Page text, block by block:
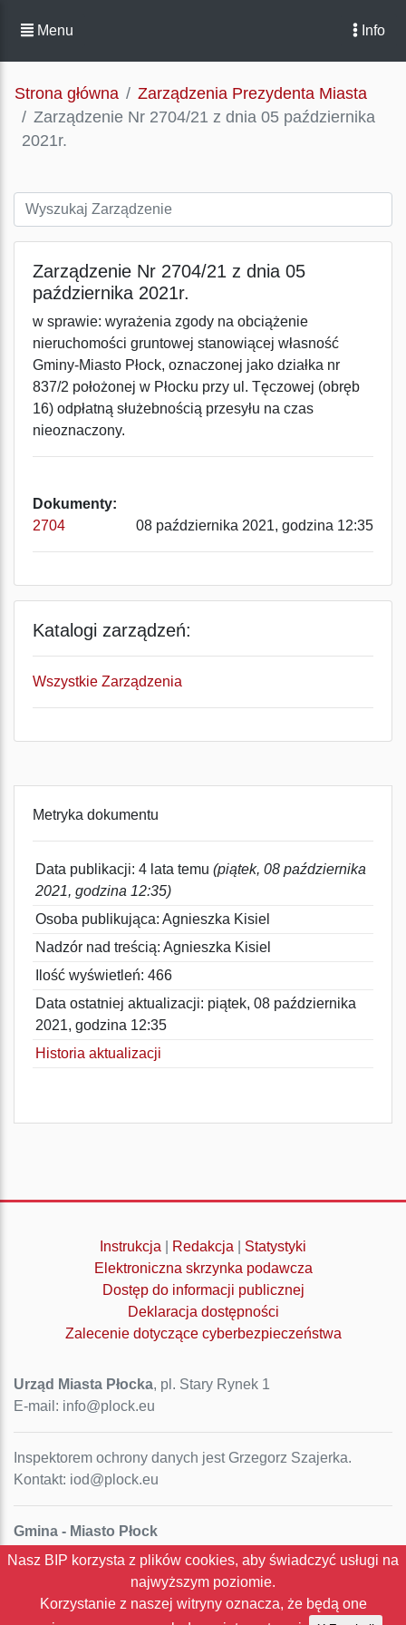
Menu Info
Strona główna
Zarządzenia Prezydenta Miasta
Zarządzenie Nr 2704/21 z dnia 05 października
2021r.
Zarządzenie Nr 2704/21 z dnia 05
października 2021r.
w sprawie: wyrażenia zgody na obciążenie
nieruchomości gruntowej stanowiącej własność
Gminy-Miasto Płock, oznaczonej jako działka nr
837/2 położonej w Płocku przy ul. Tęczowej (obręb
16) odpłatną służebnością przesyłu na czas
nieoznaczony.
Dokumenty:
2704
08 października 2021, godzina 12:35
Katalogi zarządzeń:
Wszystkie Zarządzenia
Metryka dokumentu
Data publikacji: 4 lata temu (piątek, 08 października
2021, godzina 12:35)
Osoba publikująca: Agnieszka Kisiel
Nadzór nad treścią: Agnieszka Kisiel
Ilość wyświetleń: 466
Data ostatniej aktualizacji: piątek, 08 października
2021, godzina 12:35
Historia aktualizacji
Instrukcja Redakcja
Statystyki
Elektroniczna skrzynka podawcza
Dostęp do informacji publicznej
Deklaracja dostępności
Zalecenie dotyczące cyberbezpieczeństwa
Urząd Miasta Płocka, pl. Stary Rynek 1
E-mail: info@plock.eu
Inspektorem ochrony danych jest Grzegorz Szajerka.
Kontakt: iod@plock.eu
Gmina - Miasto Płock
Pl. Stary Rynek 1
NIP: 774-31-35-712
Nasz BIP korzysta z plików cookies, aby świadczyć usługi na
najwyższym poziomie.
Korzystanie z naszej witryny oznacza, że będą one